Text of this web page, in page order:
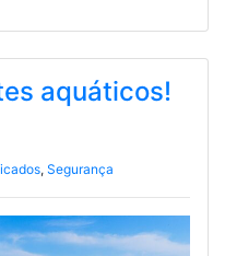
aquáticos!
, Segurança